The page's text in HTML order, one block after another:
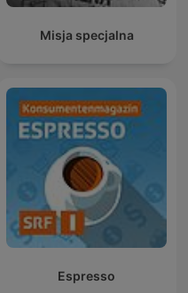
Misja specjalna
Espresso